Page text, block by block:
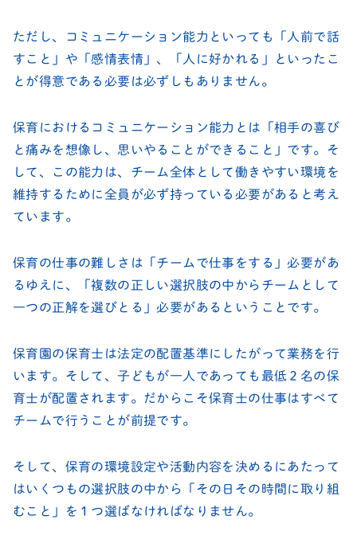
ただし、コミュニケーション能力といっても「人前で話
すこと」や「感情表情」、「人に好かれる」といったこ
とが得意である必要は必ずしもありません。
保育におけるコミュニケーション能力とは「相手の喜び
と痛みを想像し、思いやることができること」です。そ
して、この能力は、チーム全体として働きやすい環境を
維持するために全員が必ず持っている必要があると考え
ています。
保育の仕事の難しさは「チームで仕事をする」必要があ
るゆえに、「複数の正しい選択肢の中からチームとして
一つの正解を選びとる」必要があるということです。
保育園の保育士は法定の配置基準にしたがって業務を行
います。そして、子どもが一人であっても最低２名の保
育士が配置されます。だからこそ保育士の仕事はすべて
チームで行うことが前提です。
そして、保育の環境設定や活動内容を決めるにあたって
はいくつもの選択肢の中から「その日その時間に取り組
むこと」を１つ選ばなければなりません。